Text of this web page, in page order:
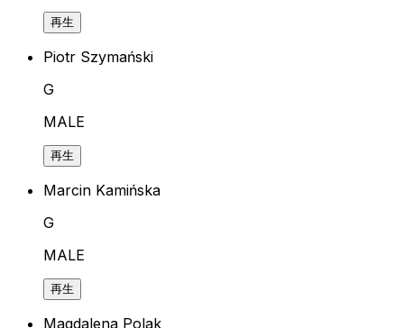
再生
Piotr Szymański
G
MALE
再生
Marcin Kamińska
G
MALE
再生
Magdalena Polak